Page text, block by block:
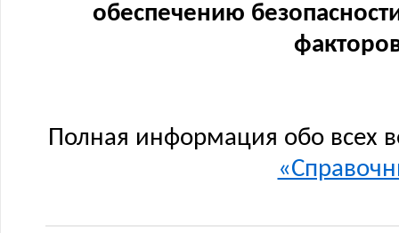
обеспечению
Полная информация обо всех